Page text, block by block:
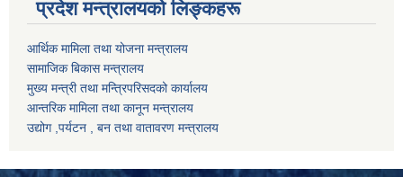
प्रदेश मन्त्रालयको लिङ्कहरू
आर्थिक मामिला तथा योजना मन्त्रालय
सामाजिक बिकास मन्त्रालय
मुख्य मन्त्री तथा मन्त्रिपरिसदको कार्यालय
आन्तरिक मामिला तथा कानून मन्त्रालय
उद्योग ,पर्यटन , बन तथा वातावरण मन्त्रालय